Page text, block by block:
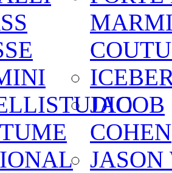
JACOB
COHEN
JASON